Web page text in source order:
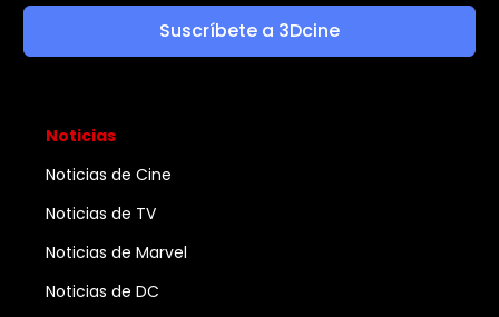
Suscríbete a 3Dcine
Noticias
Noticias de Cine
Noticias de TV
Noticias de Marvel
Noticias de DC